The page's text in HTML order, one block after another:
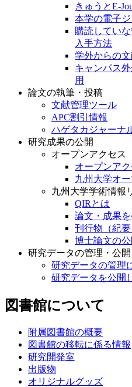
きゅうとE-
本学の電子
購読してい
入手方法
学外からの
キャンパス
用
論文の執筆・投稿
文献管理ツール
APC割引情報
ハゲタカジャーナ
研究成果の公開
オープンアクセス
オープンア
九州大学オ
九州大学学術情報
QIRとは
論文・成果
刊行物（紀
博士論文の
研究データの管理・公開
研究データの管理
研究データを公開
図書館について
附属図書館の概要
図書館の移転に係る情報
研究開発室
出版物
オリジナルグッズ